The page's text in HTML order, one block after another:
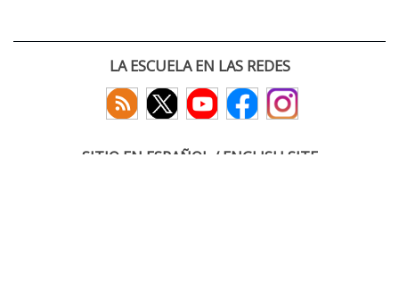
LA ESCUELA EN LAS REDES
SITIO EN ESPAÑOL / ENGLISH SITE